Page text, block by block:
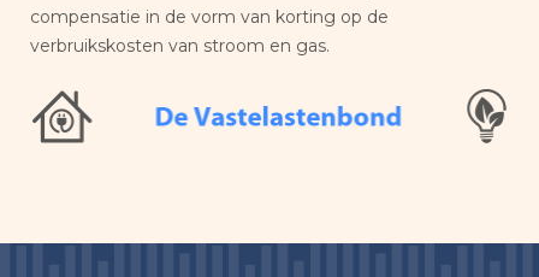
compensatie in de vorm van korting op de
verbruikskosten van stroom en gas.